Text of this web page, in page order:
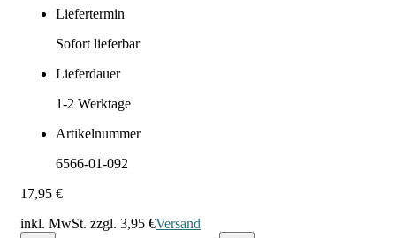
Liefertermin
Sofort lieferbar
Lieferdauer
1-2 Werktage
Artikelnummer
6566-01-092
17,95 €
inkl. MwSt. zzgl. 3,95 €Versand